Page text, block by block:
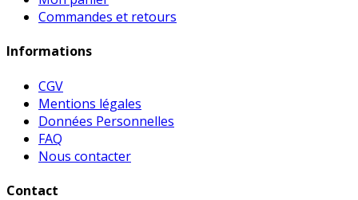
Commandes et retours
Informations
CGV
Mentions légales
Données Personnelles
FAQ
Nous contacter
Contact